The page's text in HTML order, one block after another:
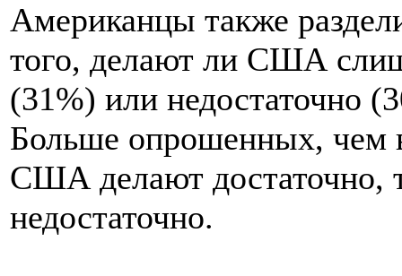
Американцы также
того, делают ли США
(31%) или недостаточно
Больше опрошенных, чем
США делают достаточно,
недостаточно.